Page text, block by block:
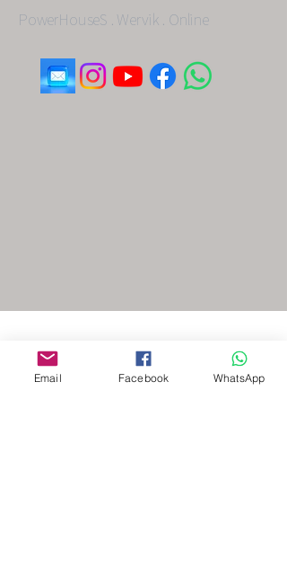
PowerHouseS . Wervik . Online
Email Facebook WhatsApp